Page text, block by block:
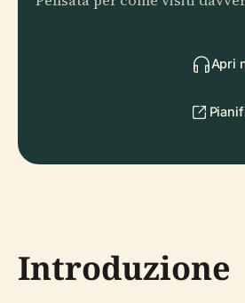
Apri
Introduzione